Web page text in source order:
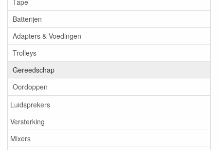
Tape
Batterijen
Adapters & Voedingen
Trolleys
Gereedschap
Oordoppen
Luidsprekers
Versterking
Mixers